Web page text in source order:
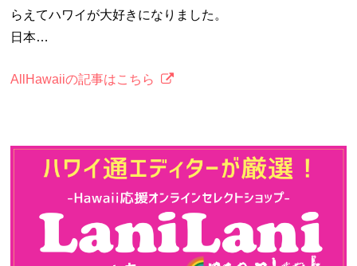
らえてハワイが大好きになりました。
日本…
AllHawaiiの記事はこちら